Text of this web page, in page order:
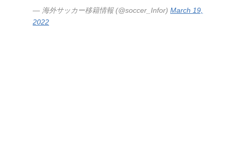
— 海外サッカー移籍情報 (@soccer_Infor) March 19,
2022